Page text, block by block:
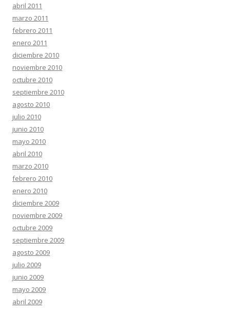
abril 2011
marzo 2011
febrero 2011
enero 2011
diciembre 2010
noviembre 2010
octubre 2010
septiembre 2010
agosto 2010
julio 2010
junio 2010
mayo 2010
abril 2010
marzo 2010
febrero 2010
enero 2010
diciembre 2009
noviembre 2009
octubre 2009
septiembre 2009
agosto 2009
julio 2009
junio 2009
mayo 2009
abril 2009